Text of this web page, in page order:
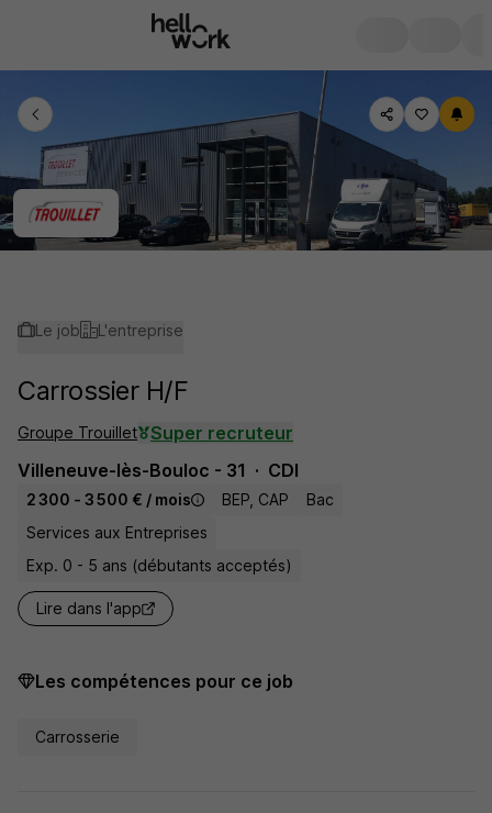
Le job L'entreprise
Carrossier H/F
Groupe Trouillet
Super recruteur
Villeneuve-lès-Bouloc - 31
CDI
2 300 - 3 500 € / mois BEP, CAP
Bac
Services aux Entreprises
Exp. 0 - 5 ans (débutants acceptés)
Lire dans l'app
Les compétences pour ce job
Carrosserie